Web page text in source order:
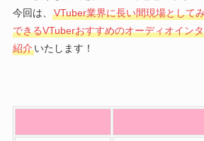
今回は、
VTuber業界に長い間現場として
できるVTuberおすすめのオーディオイン
紹介いたします！